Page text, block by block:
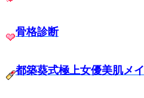
骨格診断
都築葵式極上女優美肌メ